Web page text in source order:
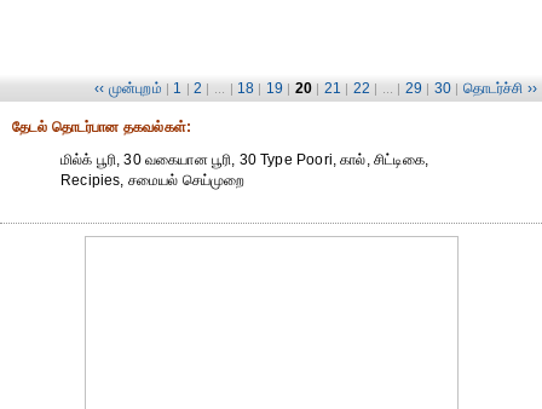
‹‹ முன்புறம் | 1 | 2 | ... | 18 | 19 | 20 | 21 | 22 | ... | 29 | 30 | தொடர்ச்சி ››
தேட‌ல் தொட‌ர்பான தகவ‌ல்க‌ள்:
மில்க் பூரி, 30 வகையான பூரி, 30 Type Poori, கால், சிட்டிகை,
Recipies, சமையல் செய்முறை